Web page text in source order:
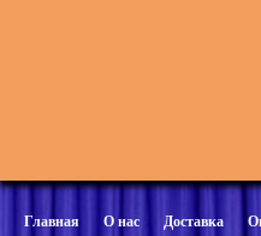
Главная О нас Доставка